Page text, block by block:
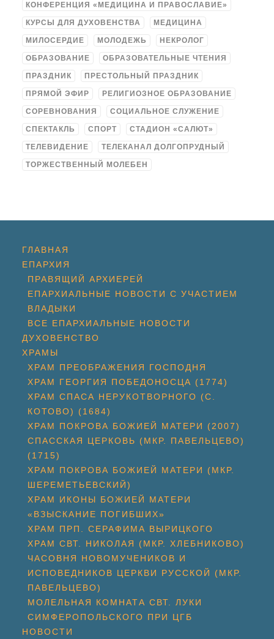
КОНФЕРЕНЦИЯ «МЕДИЦИНА И ПРАВОСЛАВИЕ»
КУРСЫ ДЛЯ ДУХОВЕНСТВА МЕДИЦИНА
МИЛОСЕРДИЕ МОЛОДЕЖЬ НЕКРОЛОГ
ОБРАЗОВАНИЕ ОБРАЗОВАТЕЛЬНЫЕ ЧТЕНИЯ
ПРАЗДНИК ПРЕСТОЛЬНЫЙ ПРАЗДНИК
ПРЯМОЙ ЭФИР РЕЛИГИОЗНОЕ ОБРАЗОВАНИЕ
СОРЕВНОВАНИЯ СОЦИАЛЬНОЕ СЛУЖЕНИЕ
СПЕКТАКЛЬ СПОРТ СТАДИОН «САЛЮТ»
ТЕЛЕВИДЕНИЕ ТЕЛЕКАНАЛ ДОЛГОПРУДНЫЙ
ТОРЖЕСТВЕННЫЙ МОЛЕБЕН
ГЛАВНАЯ
ЕПАРХИЯ
ПРАВЯЩИЙ АРХИЕРЕЙ
ЕПАРХИАЛЬНЫЕ НОВОСТИ С УЧАСТИЕМ
ВЛАДЫКИ
ВСЕ ЕПАРХИАЛЬНЫЕ НОВОСТИ
ДУХОВЕНСТВО
ХРАМЫ
ХРАМ ПРЕОБРАЖЕНИЯ ГОСПОДНЯ
ХРАМ ГЕОРГИЯ ПОБЕДОНОСЦА (1774)
ХРАМ СПАСА НЕРУКОТВОРНОГО (С.
КОТОВО) (1684)
ХРАМ ПОКРОВА БОЖИЕЙ МАТЕРИ (2007)
СПАССКАЯ ЦЕРКОВЬ (МКР. ПАВЕЛЬЦЕВО)
(1715)
ХРАМ ПОКРОВА БОЖИЕЙ МАТЕРИ (МКР.
ШЕРЕМЕТЬЕВСКИЙ)
ХРАМ ИКОНЫ БОЖИЕЙ МАТЕРИ
«ВЗЫСКАНИЕ ПОГИБШИХ»
ХРАМ ПРП. СЕРАФИМА ВЫРИЦКОГО
ХРАМ СВТ. НИКОЛАЯ (МКР. ХЛЕБНИКОВО)
ЧАСОВНЯ НОВОМУЧЕНИКОВ И
ИСПОВЕДНИКОВ ЦЕРКВИ РУССКОЙ (МКР.
ПАВЕЛЬЦЕВО)
МОЛЕЛЬНАЯ КОМНАТА СВТ. ЛУКИ
СИМФЕРОПОЛЬСКОГО ПРИ ЦГБ
НОВОСТИ